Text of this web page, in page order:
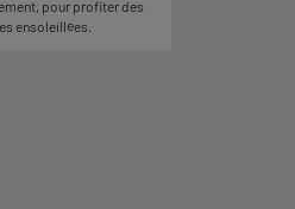
pour profiter des
ensoleillées.